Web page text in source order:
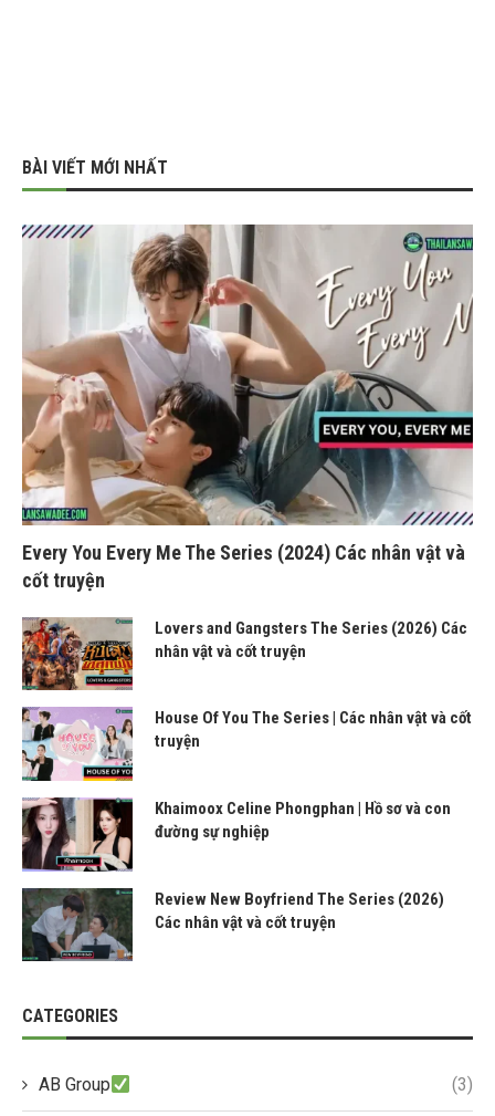
BÀI VIẾT MỚI NHẤT
Every You Every Me The Series (2024) Các nhân vật và
cốt truyện
Lovers and Gangsters The Series (2026) Các
nhân vật và cốt truyện
House Of You The Series | Các nhân vật và cốt
truyện
Khaimoox Celine Phongphan | Hồ sơ và con
đường sự nghiệp
Review New Boyfriend The Series (2026)
Các nhân vật và cốt truyện
CATEGORIES
AB Group (3)